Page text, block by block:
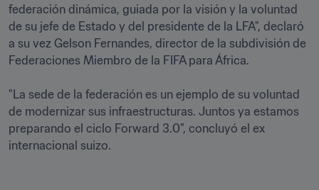
federación dinámica, guiada por la visión y la voluntad
de su jefe de Estado y del presidente de la LFA", declaró
a su vez Gelson Fernandes, director de la subdivisión de
Federaciones Miembro de la FIFA para África.
"La sede de la federación es un ejemplo de su voluntad
de modernizar sus infraestructuras. Juntos ya estamos
preparando el ciclo Forward 3.0", concluyó el ex
internacional suizo.